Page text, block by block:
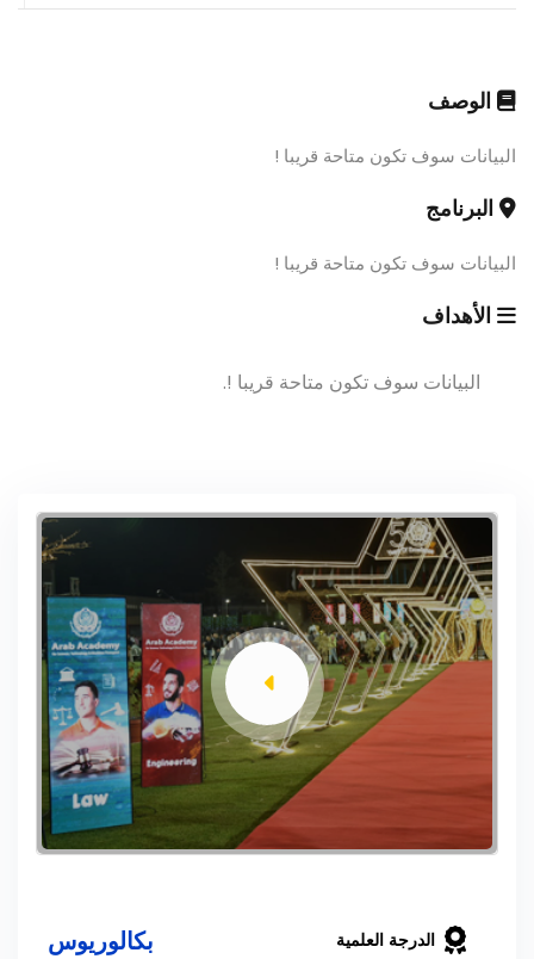
الوصف
البيانات سوف تكون متاحة قريبا !
البرنامج
البيانات سوف تكون متاحة قريبا !
الأهداف
البيانات سوف تكون متاحة قريبا !.
الدرجة العلمية بكالوريوس